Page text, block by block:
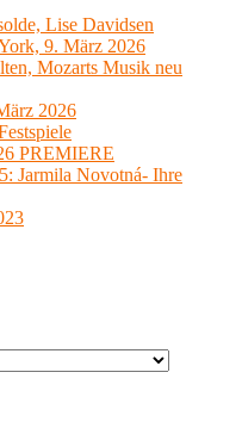
Lise Davidsen
9. März 2026
Mozarts Musik neu
2026
PREMIERE
Jarmila Novotná- Ihre